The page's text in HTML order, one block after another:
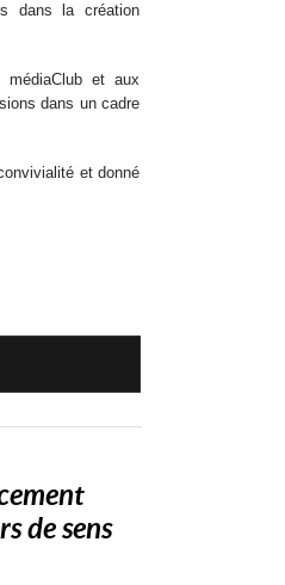
dans la création
médiaClub et aux
dans un cadre
et donné
de sens